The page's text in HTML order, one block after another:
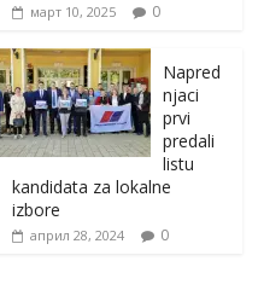
март 10, 2025 0
Napred
njaci
prvi
predali
listu
kandidata za lokalne
izbore
април 28, 2024 0